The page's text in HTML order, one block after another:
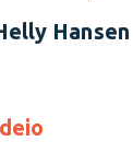
Hansen